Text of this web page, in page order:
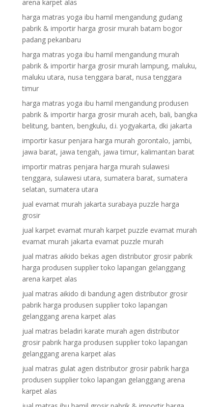
arena karpet alas
harga matras yoga ibu hamil mengandung gudang
pabrik & importir harga grosir murah batam bogor
padang pekanbaru
harga matras yoga ibu hamil mengandung murah
pabrik & importir harga grosir murah lampung, maluku,
maluku utara, nusa tenggara barat, nusa tenggara
timur
harga matras yoga ibu hamil mengandung produsen
pabrik & importir harga grosir murah aceh, bali, bangka
belitung, banten, bengkulu, d.i. yogyakarta, dki jakarta
importir kasur penjara harga murah gorontalo, jambi,
jawa barat, jawa tengah, jawa timur, kalimantan barat
importir matras penjara harga murah sulawesi
tenggara, sulawesi utara, sumatera barat, sumatera
selatan, sumatera utara
jual evamat murah jakarta surabaya puzzle harga
grosir
jual karpet evamat murah karpet puzzle evamat murah
evamat murah jakarta evamat puzzle murah
jual matras aikido bekas agen distributor grosir pabrik
harga produsen supplier toko lapangan gelanggang
arena karpet alas
jual matras aikido di bandung agen distributor grosir
pabrik harga produsen supplier toko lapangan
gelanggang arena karpet alas
jual matras beladiri karate murah agen distributor
grosir pabrik harga produsen supplier toko lapangan
gelanggang arena karpet alas
jual matras gulat agen distributor grosir pabrik harga
produsen supplier toko lapangan gelanggang arena
karpet alas